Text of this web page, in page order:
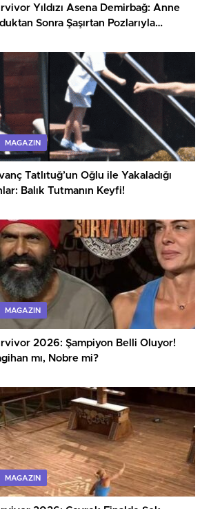
Yıldızı Asena Demirbağ: Anne
Sonra Şaşırtan Pozlarıyla
MAGAZIN
Tatlıtuğ’un Oğlu ile Yakaladığı
Balık Tutmanın Keyfi!
MAGAZIN
2026: Şampiyon Belli Oluyor!
mı, Nobre mi?
MAGAZIN